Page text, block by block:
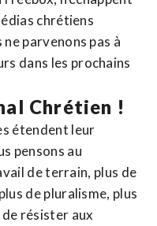
chrétiens
parvenons pas à
dans les prochains
Chrétien !
étendent leur
pensons au
de terrain, plus de
de pluralisme, plus
résister aux